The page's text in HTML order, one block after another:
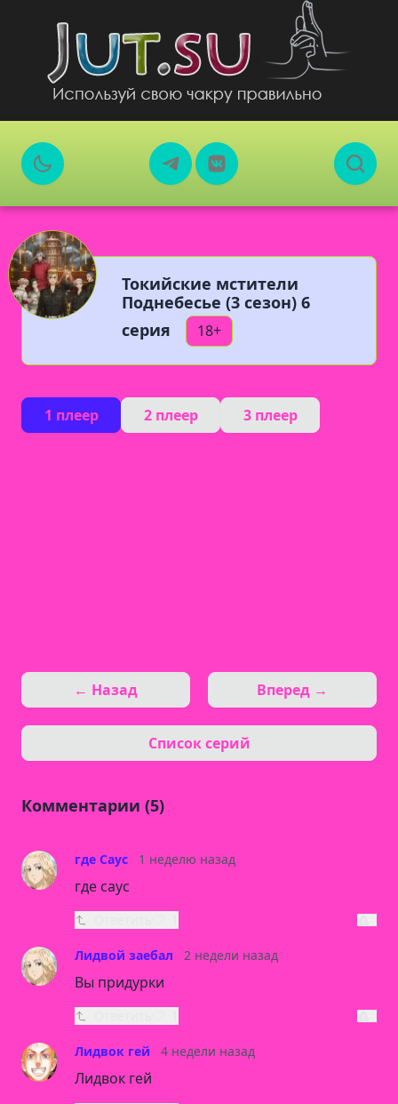
Токийские мстители
Поднебесье (3 сезон) 6
серия
18+
1 плеер 2 плеер 3 плеер
← Назад
Список серий
Вперед →
Комментарии (5)
где Саус 1 неделю назад
где саус
Лидвой заебал 2 недели назад
Вы придурки
Лидвок гей 4 недели назад
Лидвок гей